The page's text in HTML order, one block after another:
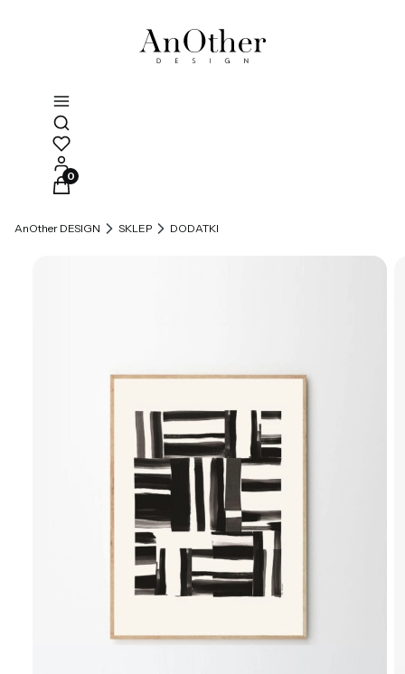
Otwórz wyszukiwarkę
Produkty w koszyku: 0. Zobacz szczegóły
AnOther DESIGN SKLEP DODATKI